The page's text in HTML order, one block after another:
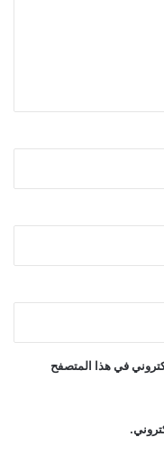
في هذا المتصفح